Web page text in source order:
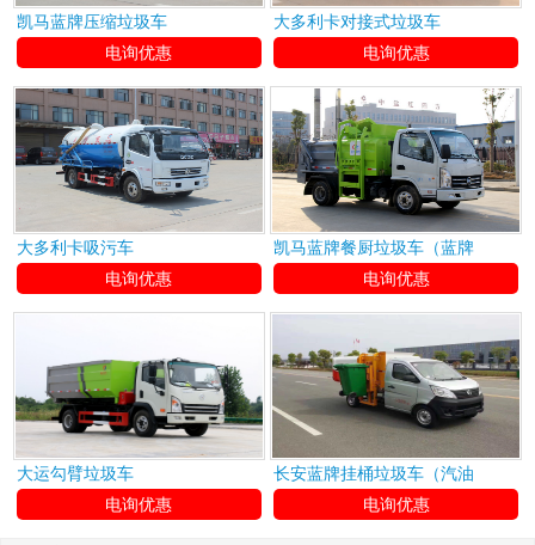
凯马蓝牌压缩垃圾车
电询优惠
大多利卡对接式垃圾车
电询优惠
大多利卡吸污车
电询优惠
凯马蓝牌餐厨垃圾车（蓝牌
电询优惠
大运勾臂垃圾车
电询优惠
长安蓝牌挂桶垃圾车（汽油
电询优惠